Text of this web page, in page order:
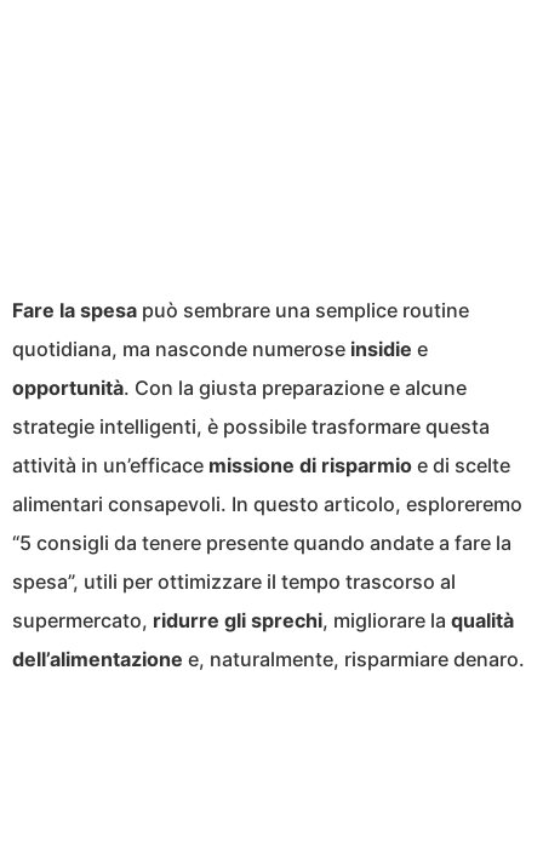
Fare la spesa può sembrare una semplice routine
quotidiana, ma nasconde numerose insidie e
opportunità. Con la giusta preparazione e alcune
strategie intelligenti, è possibile trasformare questa
attività in un’efficace missione di risparmio e di scelte
alimentari consapevoli. In questo articolo, esploreremo
“5 consigli da tenere presente quando andate a fare la
spesa”, utili per ottimizzare il tempo trascorso al
supermercato, ridurre gli sprechi, migliorare la qualità
dell’alimentazione e, naturalmente, risparmiare denaro.